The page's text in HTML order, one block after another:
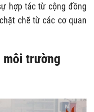
hợp tác từ cộng đồng
chẽ từ các cơ quan
môi trường